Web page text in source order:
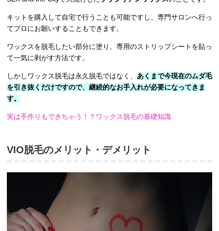
キットを購入して自宅で行うことも可能ですし、専門サロンへ行っ
てプロにお願いすることもできます。
ワックスを脱毛したい部分に塗り、専用のストリップシートを貼っ
て一気に剥がす方法です。
しかしワックス脱毛は永久脱毛ではなく、 あくまで今現在のムダ毛
を引き抜くだけですので、継続的なお手入れが必要になってきま
す。
実は手作りもできちゃう！？ワックス脱毛の基礎知識
VIO脱毛のメリット・デメリット